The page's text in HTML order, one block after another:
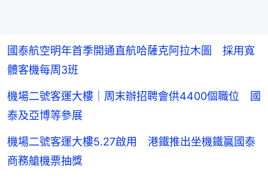
國泰航空明年首季開通直航哈薩克阿拉木圖 採用寬
體客機每周3班
機場二號客運大樓｜周末辦招聘會供4400個職位 國
泰及亞博等參展
機場二號客運大樓5.27啟用 港鐵推出坐機鐵贏國泰
商務艙機票抽獎